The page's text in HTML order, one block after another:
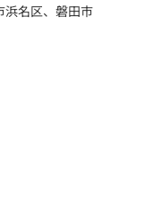
浜名区、磐田市